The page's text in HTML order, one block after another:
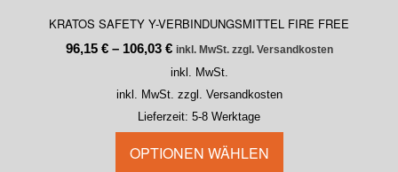
KRATOS SAFETY Y-VERBINDUNGSMITTEL FIRE FREE
96,15 €– 106,03 € inkl. MwSt. zzgl. Versandkosten
inkl. MwSt.
inkl. MwSt. zzgl. Versandkosten
Lieferzeit: 5-8 Werktage
OPTIONEN WÄHLEN